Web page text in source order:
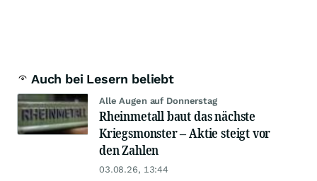
Auch bei Lesern beliebt
Alle Augen auf Donnerstag
Rheinmetall baut das nächste
Kriegsmonster – Aktie steigt vor
den Zahlen
03.08.26, 13:44